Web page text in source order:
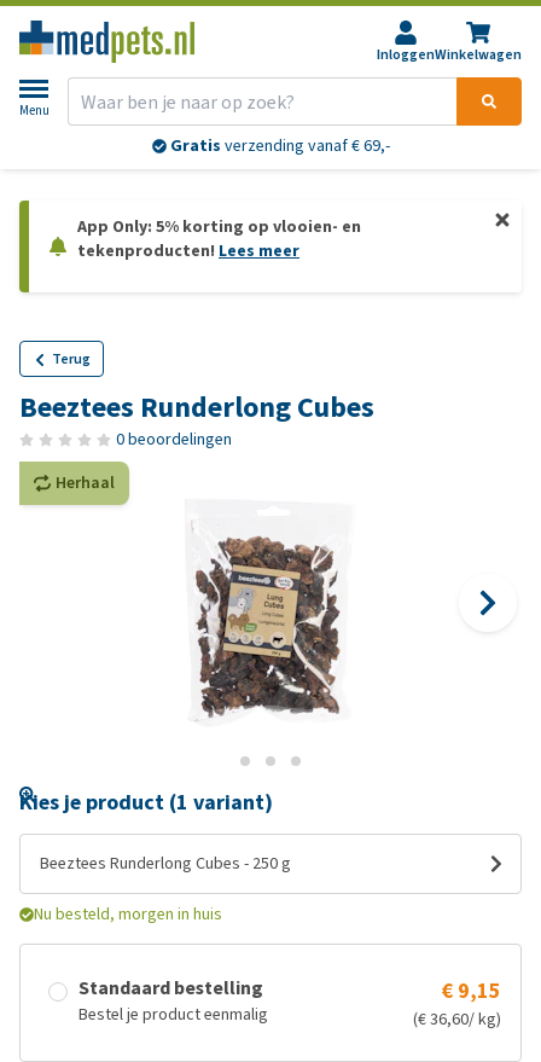
InloggenWinkelwagen
Menu
Gratis verzending vanaf € 69,-
App Only: 5% korting op vlooien- en
tekenproducten! Lees meer
Terug
Beeztees Runderlong Cubes
0 beoordelingen
Herhaal
Kies je product (1 variant)
Beeztees Runderlong Cubes - 250 g
Nu besteld, morgen in huis
Standaard bestelling
Bestel je product eenmalig
€ 9,15
(€ 36,60/ kg)